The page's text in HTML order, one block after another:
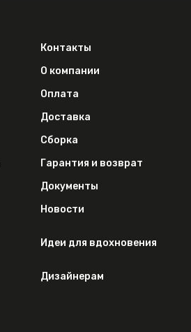
Контакты
О компании
Оплата
Доставка
Сборка
Гарантия и возврат
Документы
Новости
Идеи для вдохновения
Дизайнерам